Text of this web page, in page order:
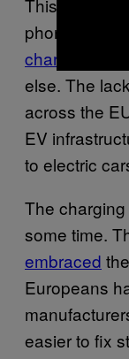
phones. In
charging
else. The
across the
EV
to electric
The
some time.
embraced
Europeans
easier to fix